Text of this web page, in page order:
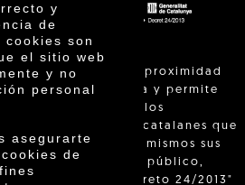
y
de
cookies son
el sitio web
y no
personal
asegurarte
de
"La venta de proximidad
está regulada y permite
identificar a los
agricultores catalanes que
venden ellos mismos sus
productos al público,
según el Decreto 24/2013"